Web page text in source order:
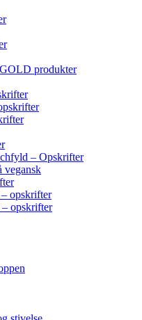
produkter
– Opskrifter
vegansk
opskrifter
– opskrifter